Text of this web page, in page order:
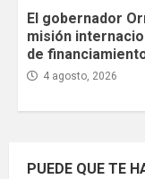
El gobernador
misión
de
4 agosto, 2026
PUEDE QUE TE